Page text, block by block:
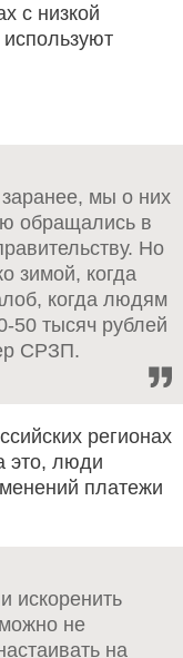
с низкой
мы о них
обращались в
Но
зимой, когда
когда людям
50 тысяч рублей
СРЗП.
регионах
это, люди
платежи
искоренить
не
на